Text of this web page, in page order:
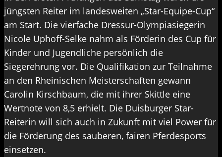
jüngsten Reiter im landesweiten „Star-Equipe-Cup“
am Start. Die vierfache Dressur-Olympiasiegerin
Nicole Uphoff-Selke nahm als Förderin des Cup für
Kinder und Jugendliche persönlich die
Siegerehrung vor. Die Qualifikation zur Teilnahme
an den Rheinischen Meisterschaften gewann
Carolin Kirschbaum, die mit ihrer Skittle eine
Wertnote von 8,5 erhielt. Die Duisburger Star-
Reiterin will sich auch in Zukunft mit viel Power für
die Förderung des sauberen, fairen Pferdesports
einsetzen.